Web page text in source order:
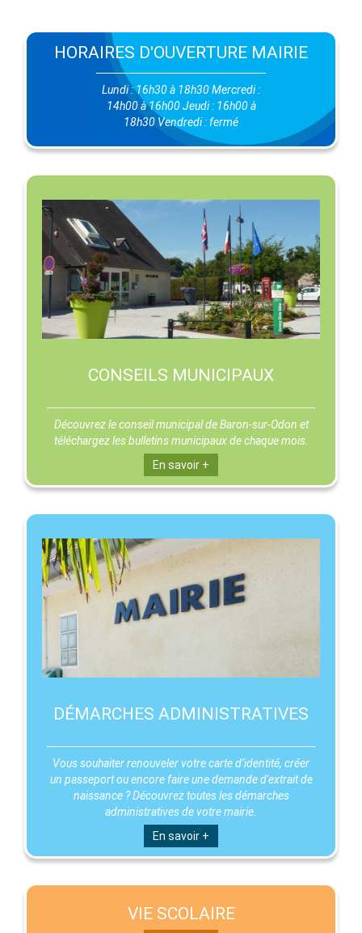
HORAIRES D'OUVERTURE MAIRIE
Lundi : 16h30 à 18h30 Mercredi :
14h00 à 16h00 Jeudi : 16h00 à
18h30 Vendredi : fermé
CONSEILS MUNICIPAUX
Découvrez le conseil municipal de Baron-sur-Odon et
téléchargez les bulletins municipaux de chaque mois.
En savoir +
DÉMARCHES ADMINISTRATIVES
Vous souhaiter renouveler votre carte d’identité, créer
un passeport ou encore faire une demande d'extrait de
naissance ? Découvrez toutes les démarches
administratives de votre mairie.
En savoir +
VIE SCOLAIRE